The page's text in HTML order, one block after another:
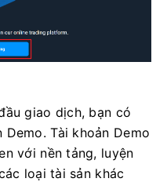
giao dịch, bạn có
Tài khoản Demo
với nền tảng, luyện
loại tài sản khác